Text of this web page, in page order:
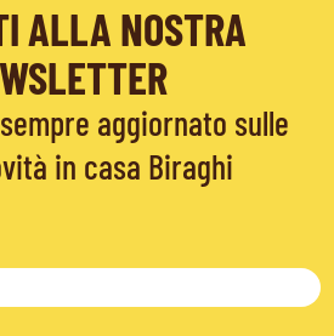
ALLA NOSTRA
aggiornato sulle
in casa Biraghi